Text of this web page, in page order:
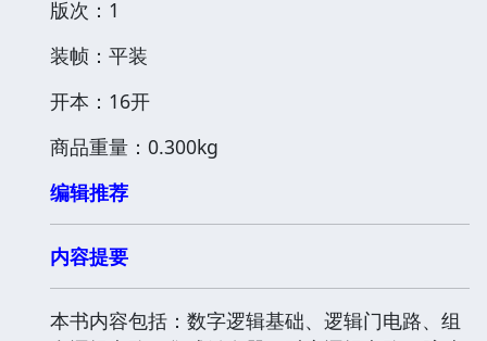
版次：1
装帧：平装
开本：16开
商品重量：0.300kg
编辑推荐
内容提要
本书内容包括：数字逻辑基础、逻辑门电路、组